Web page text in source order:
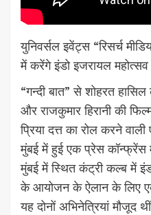
युनिवर्सल इवेंट्स “रिसर्च
में करेंगे इंडो इजरायल
“गन्दी बात” से शोहरत
और राजकुमार हिरानी की
प्रिया दत्त का रोल करने
मुंबई में हुई एक प्रेस कॉन्फ्रेंस
मुंबई में स्थित कंट्री कल्ब में
के आयोजन के ऐलान के लिए
यह दोनों अभिनेत्रियां मौजूद